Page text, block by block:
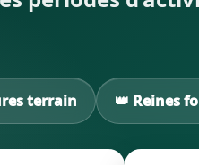
terrain 👑 Reines